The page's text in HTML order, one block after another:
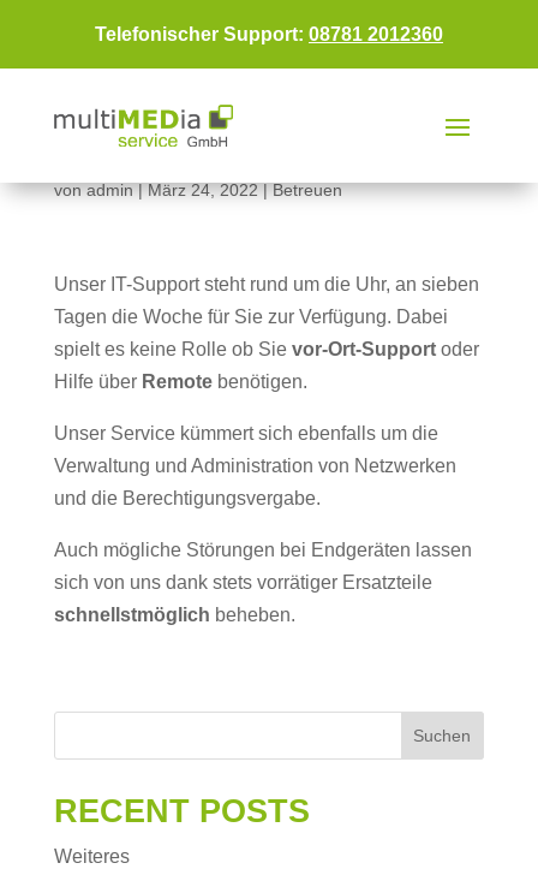
Telefonischer Support: 08781 2012360
WIR BETREUEN
vonadmin|März 24, 2022|Betreuen
Unser IT-Support steht rund um die Uhr, an sieben
Tagen die Woche für Sie zur Verfügung. Dabei
spielt es keine Rolle ob Sie vor-Ort-Supportoder
Hilfe über Remotebenötigen.
Unser Service kümmert sich ebenfalls um die
Verwaltung und Administration von Netzwerken
und die Berechtigungsvergabe.
Auch mögliche Störungen bei Endgeräten lassen
sich von uns dank stets vorrätiger Ersatzteile
schnellstmöglich beheben.
Suchen
RECENT POSTS
Weiteres